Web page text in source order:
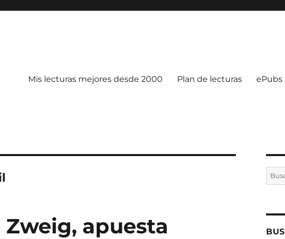
Mis lecturas mejores desde 2000 Plan de lecturas ePubs
apuesta
Buscar
por: